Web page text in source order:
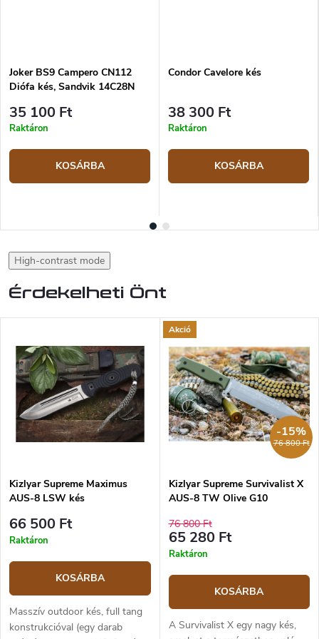
Joker BS9 Campero CN112
Diófa kés, Sandvik 14C28N
35 100 Ft
Raktáron
KOSÁRBA
Condor Cavelore kés
38 300 Ft
Raktáron
KOSÁRBA
High-contrast mode
Érdekelheti Önt
Kizlyar Supreme Maximus
AUS-8 LSW kés
66 500 Ft
Raktáron
KOSÁRBA
Masszív outdoor kés, full tang
konstrukcióval (egy darab
Akció
76 800 Ft
-15%
Kizlyar Supreme Survivalist X
AUS-8 TW Olive G10
76 800 Ft
65 280 Ft
Raktáron
KOSÁRBA
A Survivalist X egy nagy kés,